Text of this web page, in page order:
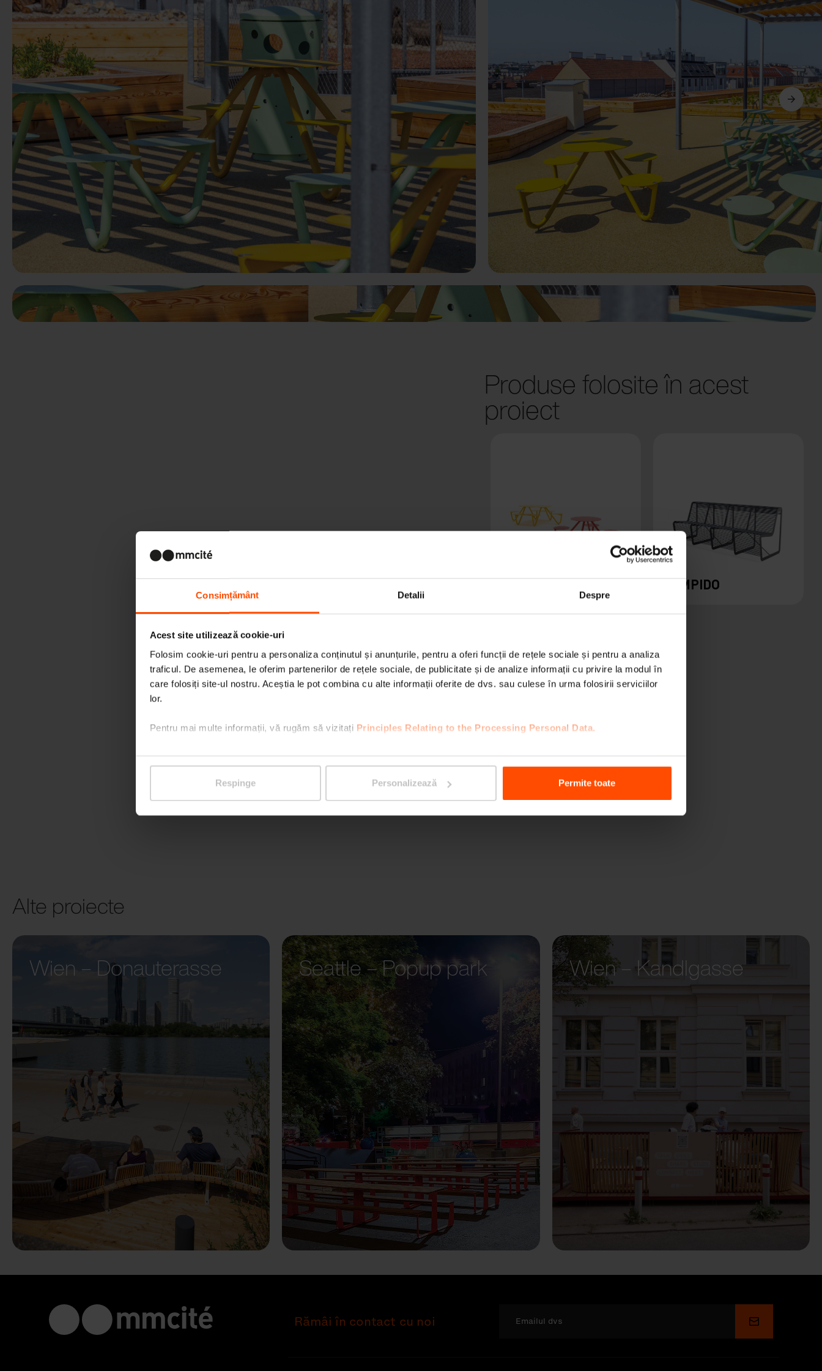
Consimțământ Detalii Despre
Acest site utilizează cookie-uri
Folosim cookie-uri pentru a personaliza conținutul și anunțurile, pentru a oferi funcții de rețele sociale și pentru a analiza
traficul. De asemenea, le oferim partenerilor de rețele sociale, de publicitate și de analize informații cu privire la modul în
care folosiți site-ul nostru. Aceștia le pot combina cu alte informații oferite de dvs. sau culese în urma folosirii serviciilor
lor.
Pentru mai multe informații, vă rugăm să vizitați Principles Relating to the Processing Personal Data.
Respinge Personalizează Permite toate
Anterior Următorul
Produse folosite în acest
proiect
ORBIT LIMPIDO
VERA
Alte proiecte
Wien – Donauterasse
Seattle – Popup park Wien – Kandlgasse
Rămâi în contact cu noi Depune